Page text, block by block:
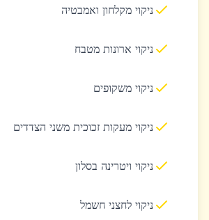
ניקוי מקלחון ואמבטיה
ניקוי ארונות מטבח
ניקוי משקופים
ניקוי מעקות זכוכית משני הצדדים
ניקוי ויטרינה בסלון
ניקוי לחצני חשמל